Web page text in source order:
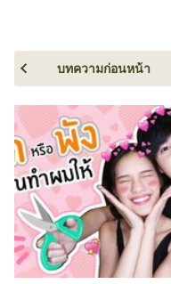
บทความก่อนหน้า